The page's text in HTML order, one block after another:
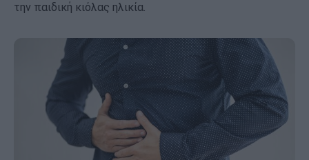
την παιδική κιόλας ηλικία.